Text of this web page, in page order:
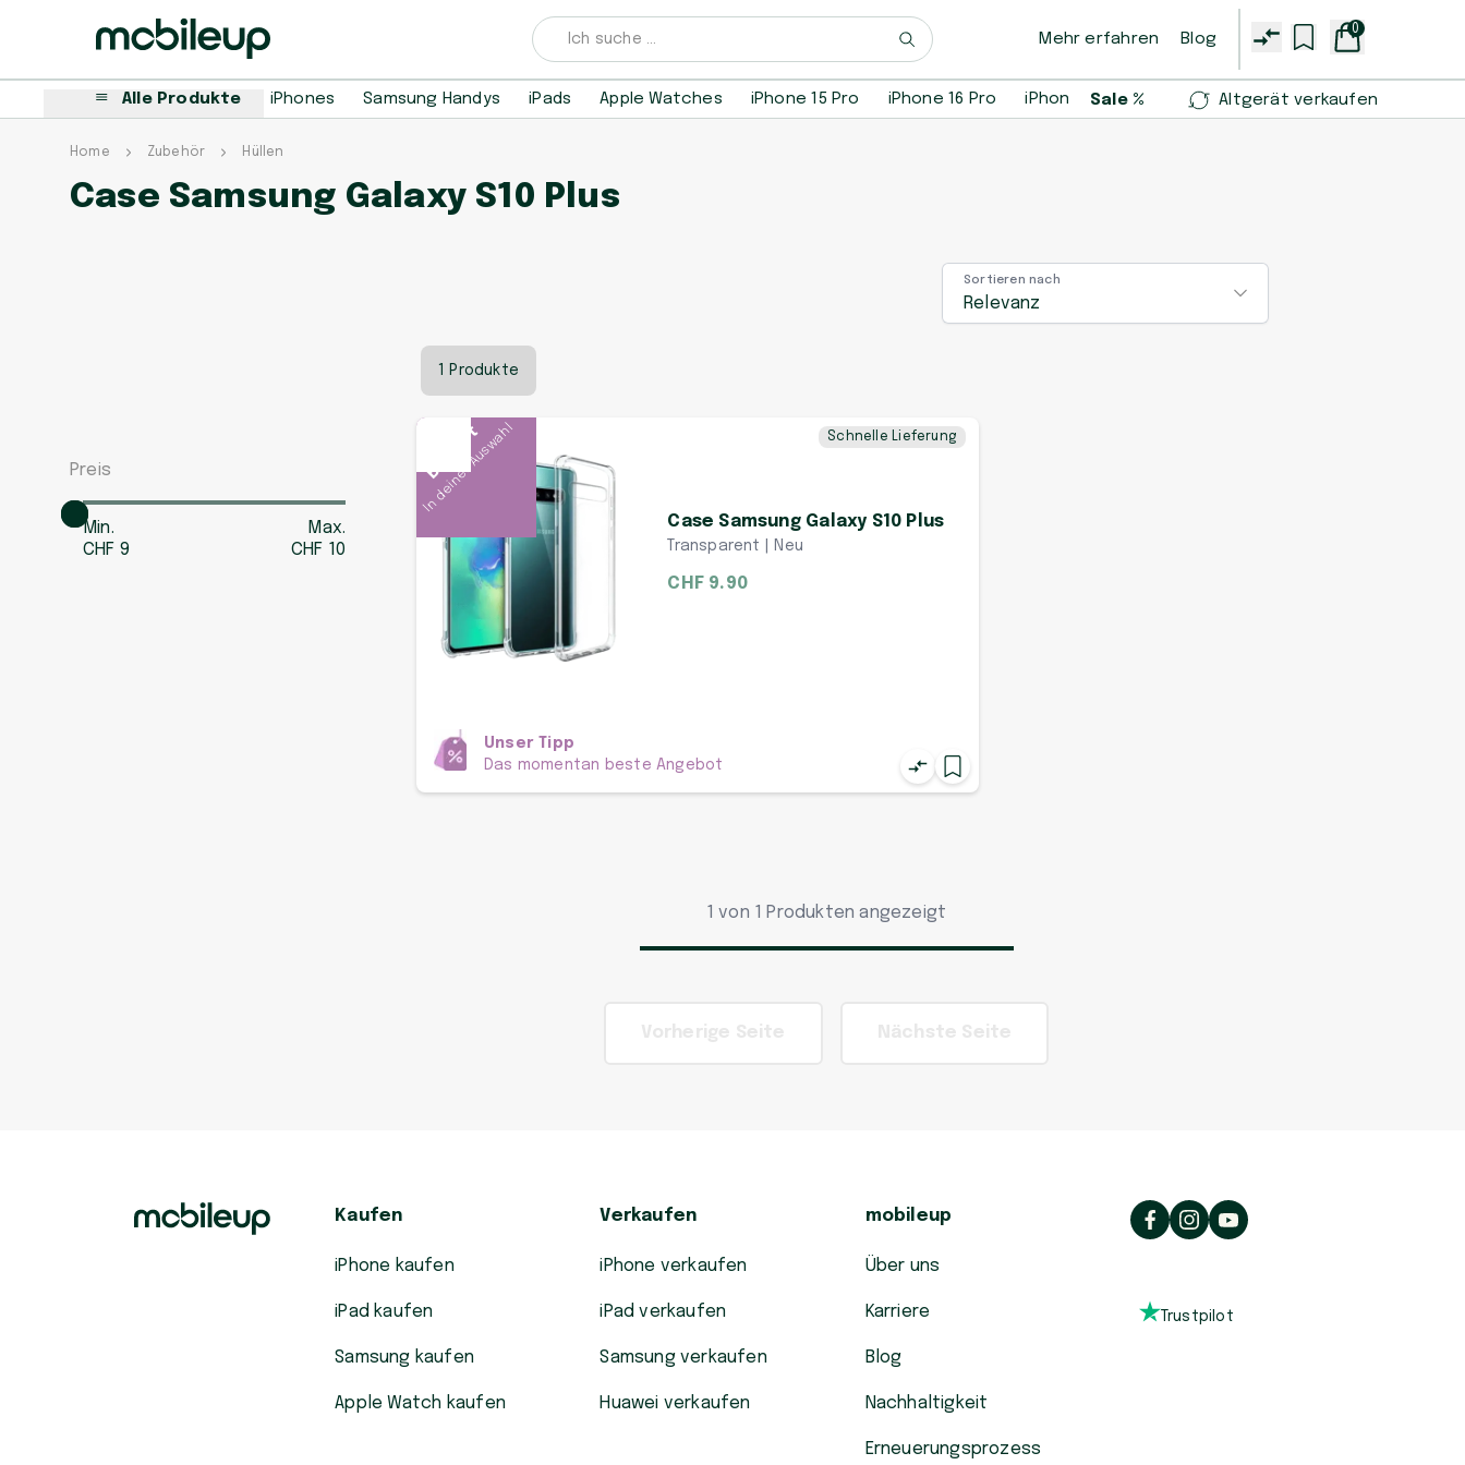
Mehr erfahren Blog
0
Alle Produkte iPhones Samsung Handys iPads Apple Watches iPhone 15 Pro iPhone 16 Pro iPhone 14 Pro iPhone 13 mini Samsung Galaxy
Sale % Altgerät verkaufen
Home Zubehör Hüllen
Case Samsung Galaxy S10 Plus
Preis
Min.
CHF 9
Max.
CHF 10
Sortieren nach
Relevanz
1 Produkte
Beliebt
In deiner Auswahl Schnelle Lieferung
Case Samsung Galaxy S10 Plus
Transparent | Neu
CHF 9.90
Unser Tipp
Das momentan beste Angebot
1 von 1 Produkten angezeigt
Kaufen
iPhone kaufen
iPad kaufen
Samsung kaufen
Apple Watch kaufen
Verkaufen
iPhone verkaufen
iPad verkaufen
Samsung verkaufen
Huawei verkaufen
mobileup
Über uns
Karriere
Blog
Nachhaltigkeit
Erneuerungsprozess
Trustpilot